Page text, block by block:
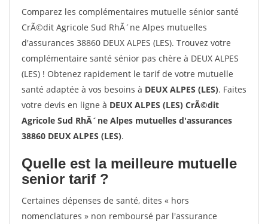
Comparez les complémentaires mutuelle sénior santé
CrÃ©dit Agricole Sud RhÃ´ne Alpes mutuelles
d'assurances 38860 DEUX ALPES (LES). Trouvez votre
complémentaire santé sénior pas chère à DEUX ALPES
(LES) ! Obtenez rapidement le tarif de votre mutuelle
santé adaptée à vos besoins à DEUX ALPES (LES). Faites
votre devis en ligne à DEUX ALPES (LES) CrÃ©dit
Agricole Sud RhÃ´ne Alpes mutuelles d'assurances
38860 DEUX ALPES (LES).
Quelle est la meilleure mutuelle
senior tarif ?
Certaines dépenses de santé, dites « hors
nomenclatures » non remboursé par l'assurance